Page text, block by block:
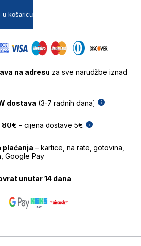
u košaricu
na adresu za sve narudžbe iznad
dostava (3-7 radnih dana)
80€ – cijena dostave 5€
plaćanja – kartice, na rate, gotovina,
Google Pay
unutar 14 dana